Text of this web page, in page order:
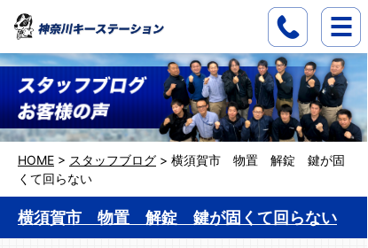
HOME > スタッフブログ > 横須賀市 物置 解錠 鍵が固
くて回らない
横須賀市 物置 解錠 鍵が固くて回らない